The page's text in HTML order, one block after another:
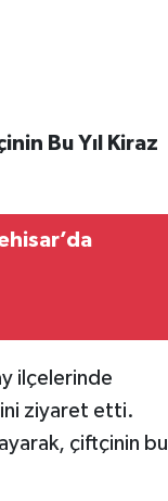
Bu Yıl Kiraz
ilçelerinde
ziyaret etti.
çiftçinin bu